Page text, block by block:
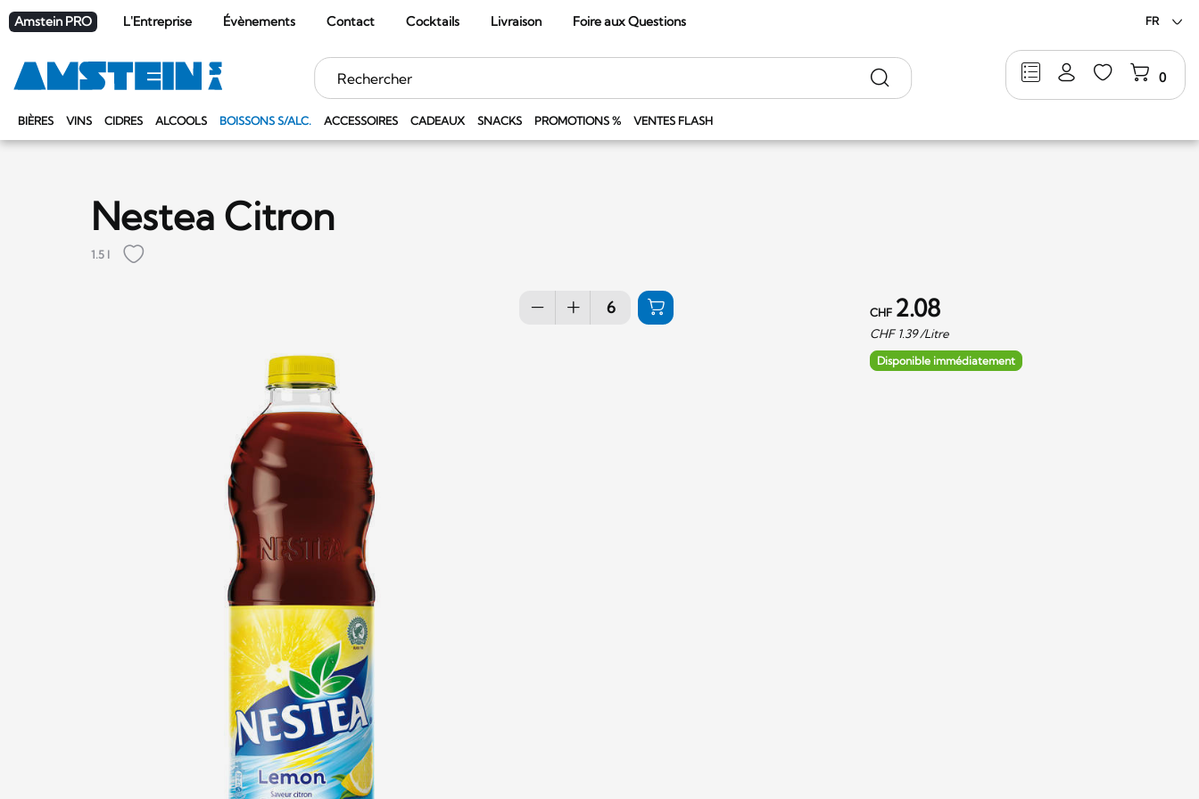
Amstein PRO L'Entreprise Évènements Contact Cocktails Livraison Foire aux Questions FR
BIÈRES VINS CIDRES ALCOOLS BOISSONS S/ALC. ACCESSOIRES CADEAUX SNACKS PROMOTIONS % VENTES FLASH
0
Mots
clés
Rechercher
Nestea Citron
1.5 l
CHF 2.08
CHF 1.39/Litre
Disponible immédiatement